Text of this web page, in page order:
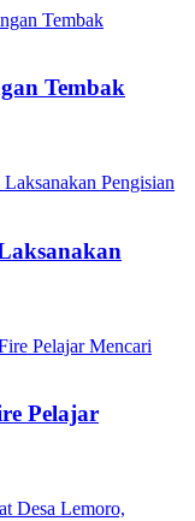
Tembak
Pelajar